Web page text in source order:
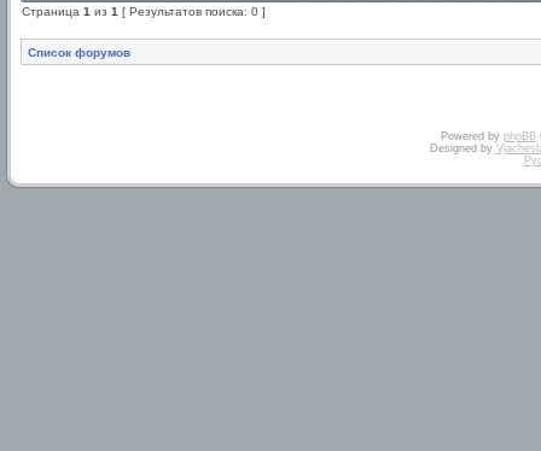
Страница 1 из 1 [ Результатов поиска: 0 ]
Список форумов
Powered by phpBB
Designed by